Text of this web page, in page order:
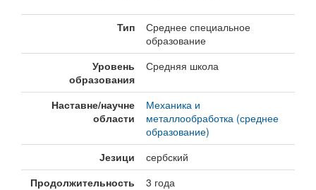
Тип
Среднее специальное
образование
Уровень
образования
Средняя школа
Наставне/научне
области
Механика и
металлообработка (среднее
образование)
Језици
сербский
Продолжительность
3 года